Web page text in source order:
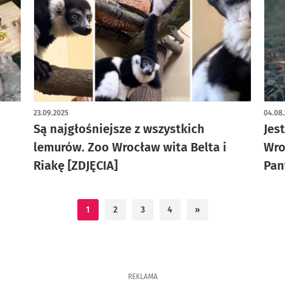
Są najgłośniejsze z wszystkich
lemurów. Zoo Wrocław wita Belta i
Riakę [ZDJĘCIA]
23.09.2025
1 2 3 4 »
REKLAMA